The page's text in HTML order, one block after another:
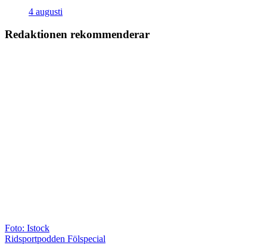
4 augusti
Redaktionen rekommenderar
Foto: Istock
Ridsportpodden Fölspecial